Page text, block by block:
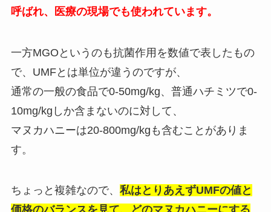
呼ばれ、医療の現場でも使われています。
一方MGOというのも抗菌作用を数値で表したもの
で、UMFとは単位が違うのですが、
通常の一般の食品で0-50mg/kg、普通ハチミツで0-
10mg/kgしか含まないのに対して、
マヌカハニーは20-800mg/kgも含むことがありま
す。
ちょっと複雑なので、 私はとりあえずUMFの値と